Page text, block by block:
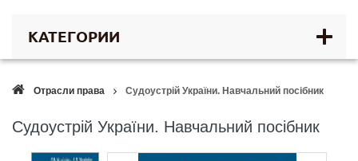
КАТЕГОРИИ
Отрасли права Судоустрій України. Навчальний посібник
Судоустрій України. Навчальний посібник